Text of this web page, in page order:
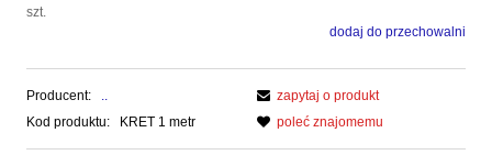
szt.
dodaj do przechowalni
Producent:
Kod produktu:
KRET 1 metr
zapytaj o produkt
poleć znajomemu